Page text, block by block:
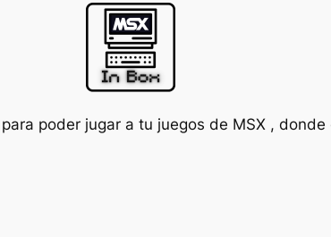
poder jugar a tu juegos de MSX ,